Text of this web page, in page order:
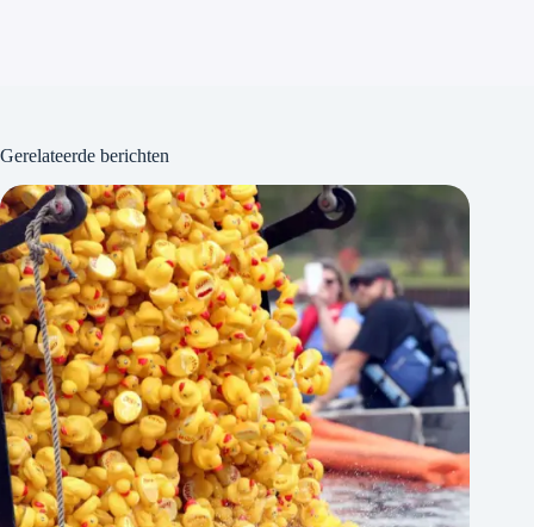
Gerelateerde berichten